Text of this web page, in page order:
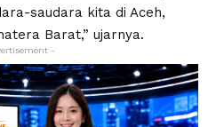
saudara kita di Aceh,
Barat,” ujarnya.
-